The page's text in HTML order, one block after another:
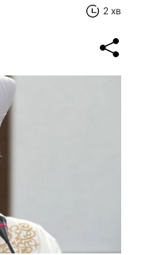
2 хв